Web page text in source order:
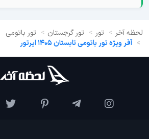
لحظه آخر تور تور گرجستان
تور باتومی
آفر ویژه تور باتومی تابستان 1405 ایرتور